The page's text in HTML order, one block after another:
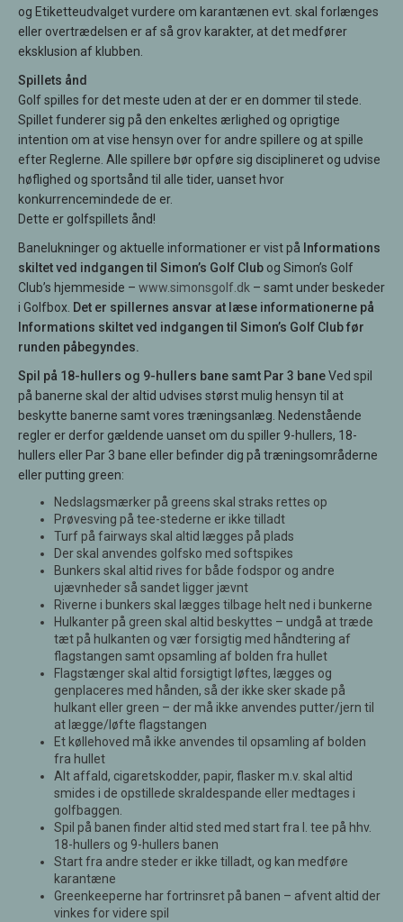
og Etiketteudvalget vurdere om karantænen evt. skal forlænges
eller overtrædelsen er af så grov karakter, at det medfører
eksklusion af klubben.
Spillets ånd
Golf spilles for det meste uden at der er en dommer til stede.
Spillet funderer sig på den enkeltes ærlighed og oprigtige
intention om at vise hensyn over for andre spillere og at spille
efter Reglerne. Alle spillere bør opføre sig disciplineret og udvise
høflighed og sportsånd til alle tider, uanset hvor
konkurrencemindede de er.
Dette er golfspillets ånd!
Banelukninger og aktuelle informationer er vist på Informations
skiltet ved indgangen til Simon’s Golf Club og Simon’s Golf
Club’s hjemmeside – www.simonsgolf.dk – samt under beskeder
i Golfbox. Det er spillernes ansvar at læse informationerne på
Informations skiltet ved indgangen til Simon’s Golf Club før
runden påbegyndes.
Spil på 18-hullers og 9-hullers bane samt Par 3 baneVed spil
på banerne skal der altid udvises størst mulig hensyn til at
beskytte banerne samt vores træningsanlæg. Nedenstående
regler er derfor gældende uanset om du spiller 9-hullers, 18-
hullers eller Par 3 bane eller befinder dig på træningsområderne
eller putting green:
Nedslagsmærker på greens skal straks rettes op
Prøvesving på tee-stederne er ikke tilladt
Turf på fairways skal altid lægges på plads
Der skal anvendes golfsko med softspikes
Bunkers skal altid rives for både fodspor og andre
ujævnheder så sandet ligger jævnt
Riverne i bunkers skal lægges tilbage helt ned i bunkerne
Hulkanter på green skal altid beskyttes – undgå at træde
tæt på hulkanten og vær forsigtig med håndtering af
flagstangen samt opsamling af bolden fra hullet
Flagstænger skal altid forsigtigt løftes, lægges og
genplaceres med hånden, så der ikke sker skade på
hulkant eller green – der må ikke anvendes putter/jern til
at lægge/løfte flagstangen
Et køllehoved må ikke anvendes til opsamling af bolden
fra hullet
Alt affald, cigaretskodder, papir, flasker m.v. skal altid
smides i de opstillede skraldespande eller medtages i
golfbaggen.
Spil på banen finder altid sted med start fra l. tee på hhv.
18-hullers og 9-hullers banen
Start fra andre steder er ikke tilladt, og kan medføre
karantæne
Greenkeeperne har fortrinsret på banen – afvent altid der
vinkes for videre spil